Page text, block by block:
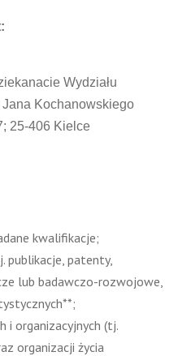
Wydziału
Kochanowskiego
25-406 Kielce
kwalifikacje;
publikacje, patenty,
lub badawczo-rozwojowe,
i organizacyjnych (tj.
organizacji życia